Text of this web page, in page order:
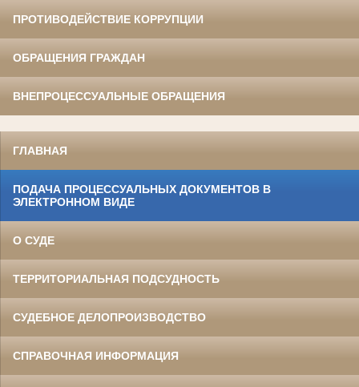
ПРОТИВОДЕЙСТВИЕ КОРРУПЦИИ
ОБРАЩЕНИЯ ГРАЖДАН
ВНЕПРОЦЕССУАЛЬНЫЕ ОБРАЩЕНИЯ
ГЛАВНАЯ
ПОДАЧА ПРОЦЕССУАЛЬНЫХ ДОКУМЕНТОВ В
ЭЛЕКТРОННОМ ВИДЕ
О СУДЕ
ТЕРРИТОРИАЛЬНАЯ ПОДСУДНОСТЬ
СУДЕБНОЕ ДЕЛОПРОИЗВОДСТВО
СПРАВОЧНАЯ ИНФОРМАЦИЯ